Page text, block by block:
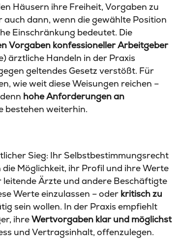
Häusern ihre Freiheit, Vorgaben zu
dann, wenn die gewählte Position
Einschränkung bedeutet. Die
Vorgaben konfessioneller Arbeitgeber
ärztliche Handeln in der Praxis
geltendes Gesetz verstößt. Für
wie weit diese Weisungen reichen –
hohe Anforderungen an
bestehen weiterhin.
Sieg: Ihr Selbstbestimmungsrecht
Möglichkeit, ihr Profil und ihre Werte
Ärzte und andere Beschäftigte
Werte einzulassen – oder kritisch zu
sein wollen. In der Praxis empfiehlt
ihreWertvorgaben klar und möglichst
und Vertragsinhalt, offenzulegen.